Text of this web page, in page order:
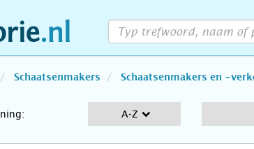
Schaatsenmakers Schaatsenmakers en -
A-Z